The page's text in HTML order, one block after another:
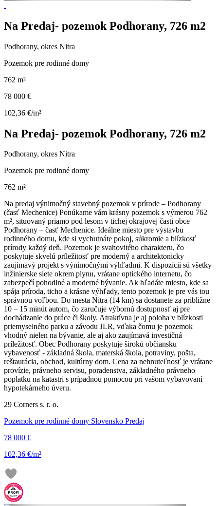
Na Predaj- pozemok Podhorany, 726 m2
Podhorany, okres Nitra
Pozemok pre rodinné domy
762 m²
78 000 €
102,36 €/m²
Na Predaj- pozemok Podhorany, 726 m2
Podhorany, okres Nitra
Pozemok pre rodinné domy
762 m²
Na predaj výnimočný stavebný pozemok v prírode – Podhorany
(časť Mechenice) Ponúkame vám krásny pozemok s výmerou 762
m², situovaný priamo pod lesom v tichej okrajovej časti obce
Podhorany – časť Mechenice. Ideálne miesto pre výstavbu
rodinného domu, kde si vychutnáte pokoj, súkromie a blízkosť
prírody každý deň. Pozemok je svahovitého charakteru, čo
poskytuje skvelú príležitosť pre moderný a architektonicky
zaujímavý projekt s výnimočnými výhľadmi. K dispozícii sú všetky
inžinierske siete okrem plynu, vrátane optického internetu, čo
zabezpečí pohodlné a moderné bývanie. Ak hľadáte miesto, kde sa
spája príroda, ticho a krásne výhľady, tento pozemok je pre vás tou
správnou voľbou. Do mesta Nitra (14 km) sa dostanete za približne
10 – 15 minút autom, čo zaručuje výbornú dostupnosť aj pre
dochádzanie do práce či školy. Atraktívna je aj poloha v blízkosti
priemyselného parku a závodu JLR, vďaka čomu je pozemok
vhodný nielen na bývanie, ale aj ako zaujímavá investičná
príležitosť. Obec Podhorany poskytuje širokú občiansku
vybavenosť - základná škola, materská škola, potraviny, pošta,
reštaurácia, obchod, kultúrny dom. Cena za nehnuteľnosť je vrátane
provízie, právneho servisu, poradenstva, základného právneho
poplatku na katastri s prípadnou pomocou pri vašom vybavovaní
hypotekárneho úveru.
29 Corners s. r. o.
Pozemok pre rodinné domy Slovensko Predaj
78 000 €
102,36 €/m²